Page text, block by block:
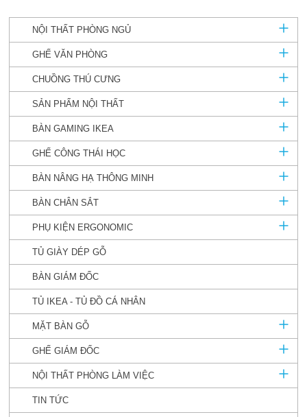
NỘI THẤT PHÒNG NGỦ
GHẾ VĂN PHÒNG
CHUỒNG THÚ CƯNG
SẢN PHẨM NỘI THẤT
BÀN GAMING IKEA
GHẾ CÔNG THÁI HỌC
BÀN NÂNG HẠ THÔNG MINH
BÀN CHÂN SẮT
PHỤ KIỆN ERGONOMIC
TỦ GIÀY DÉP GỖ
BÀN GIÁM ĐỐC
TỦ IKEA - TỦ ĐỒ CÁ NHÂN
MẶT BÀN GỖ
GHẾ GIÁM ĐỐC
NỘI THẤT PHÒNG LÀM VIỆC
TIN TỨC